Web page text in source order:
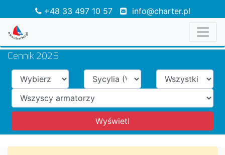
+48 33 497 10 57 info@charter.pl
Cennik 2025